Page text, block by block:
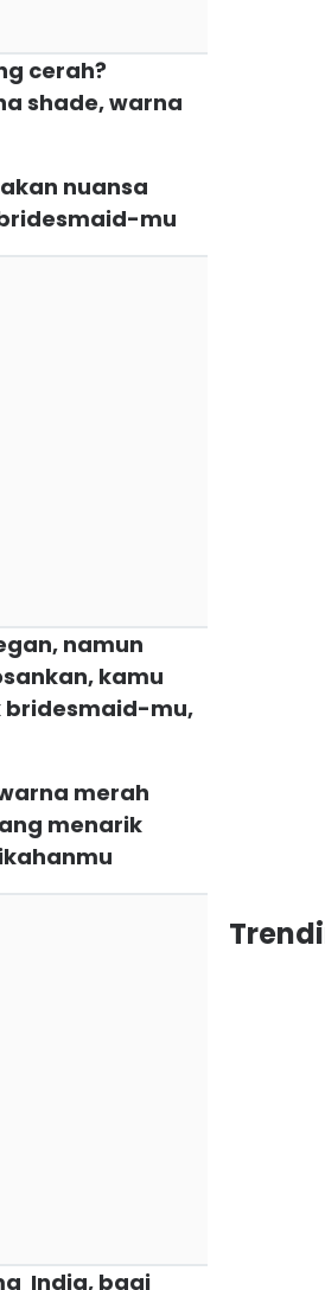
cerah?
shade, warna
nuansa
mu
namun
kamu
bridesmaid-mu,
merah
menarik
India, bagi